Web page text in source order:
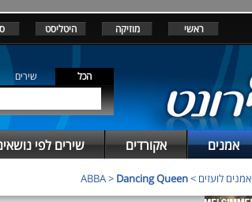
ראשי מוזיקה היטליסט
הכל שירים
אמנים אקורדים שירים לפי
אמנים לועזים >
ABBA> Dancing Queen